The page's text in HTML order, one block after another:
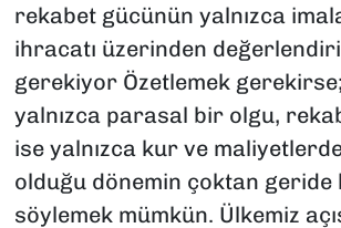
rekabet gücünün yalnızca
ihracatı üzerinden
gerekiyor Özetlemek
yalnızca parasal bir olgu,
ise yalnızca kur ve
olduğu dönemin çoktan geride
söylemek mümkün. Ülkemiz